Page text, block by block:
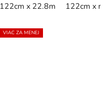
60cm x 21.9m 60cm x
122cm x 22.8m 122cm x m
VIAC ZA MENEJ